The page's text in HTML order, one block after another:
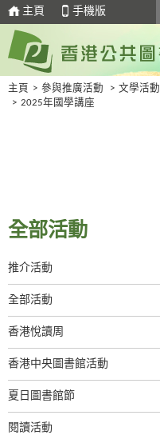
主頁 手機版
主頁 > 參與推廣活動 > 文學活動
> 2025年國學講座
全部活動
推介活動
全部活動
香港悅讀周
香港中央圖書館活動
夏日圖書館節
閱讀活動